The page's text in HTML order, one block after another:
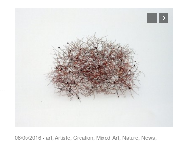
08/05/2016 · art, Artiste, Creation, Mixed-Art, Nature, News,